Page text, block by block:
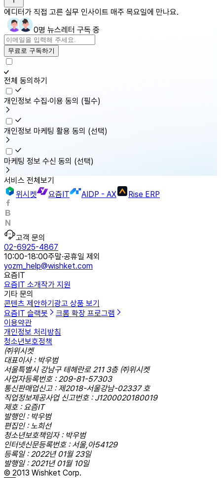
에디터가 직접 고른 실무 인사이트 매주 목요일에 만나요.
0명 뉴스레터 구독 중
무료로 구독하기
전체 동의하기
개인정보 수집·이용 동의 (필수)
개인정보 마케팅 활용 동의 (선택)
마케팅 정보 수신 동의 (선택)
서비스 전체보기
위시켓
요즘IT AIDP - AX Rise ERP
고객 문의
02-6925-4867
10:00-18:00주말·공휴일 제외
yozm_help@wishket.com
요즘IT
요즘IT 소개작가 지원
기타 문의
콘텐츠 제안하기광고 상품 보기
요즘IT 슬랙봇
크롬 확장 프로그램
이용약관
개인정보 처리방침
청소년보호정책
㈜위시켓
대표이사 : 박우범
서울특별시 강남구 테헤란로 211 3층 ㈜위시켓
사업자등록번호 : 209-81-57303
통신판매업신고 : 제2018-서울강남-02337 호
직업정보제공사업 신고번호 : J1200020180019
제호 : 요즘IT
발행인 : 박우범
편집인 : 노희선
청소년보호책임자 : 박우범
인터넷신문등록번호 : 서울,아54129
등록일 : 2022년 01월 23일
발행일 : 2021년 01월 10일
© 2013 Wishket Corp.